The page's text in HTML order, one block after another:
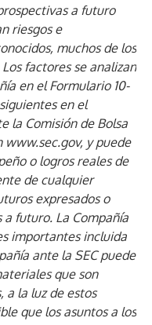
a futuro
riesgos e
muchos de los
factores se analizan
en el Formulario 10-
en el
la Comisión de Bolsa
www.sec.gov, y puede
o logros reales de
de cualquier
expresados o
futuro. La Compañía
importantes incluida
ante la SEC puede
que son
a la luz de estos
que los asuntos a los